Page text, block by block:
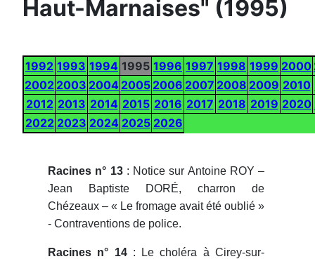
Haut-Marnaises" (1995)
1992 1993 1994 1995 1996 1997 1998 1999 2000
2002 2003 2004 2005 2006 2007 2008 2009 2010
2012 2013 2014 2015 2016 2017 2018 2019 2020
2022 2023 2024 2025 2026
Racines n° 13: Notice sur Antoine ROY –
Jean Baptiste DORÉ, charron de
Chézeaux – « Le fromage avait été oublié »
- Contraventions de police.
Racines n° 14: Le choléra à Cirey-sur-